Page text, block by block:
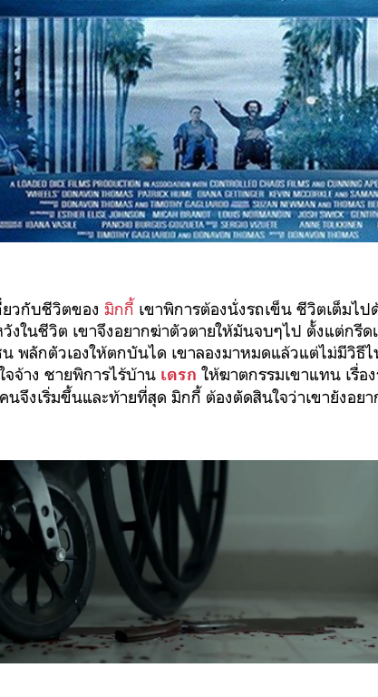
ยวกับชีวิตของ มิกกี้ เขาพิการต้องนั่งรถเข็น ชีวิตเต็มไ
งในชีวิต เขาจึงอยากฆ่าตัวตายให้มันจบๆไป ตั้งแต่กรี
น พลักตัวเองให้ตกบันได เขาลองมาหมดแล้วแต่ไม่มีวิธี
จจ้าง ชายพิการไร้บ้าน เดรก ให้ฆาตกรรมเขาแทน เรื่อ
นจึงเริ่มขึ้นและท้ายที่สุด มิกกี้ ต้องตัดสินใจว่าเขายังอย